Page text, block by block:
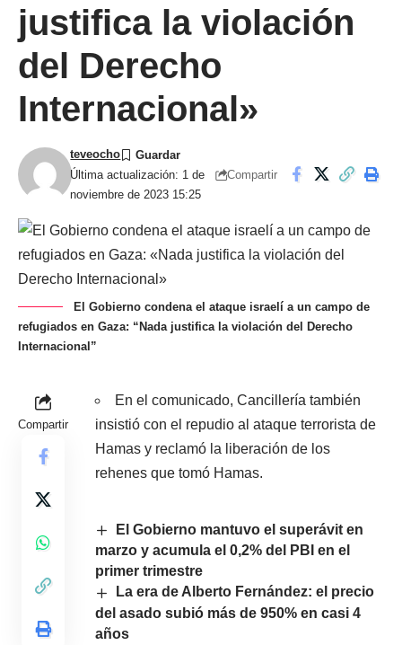
justifica la violación
del Derecho
Internacional»
Última actualización: 1 de
noviembre de 2023 15:25
teveocho
Compartir
El Gobierno condena el ataque israelí a un campo de
refugiados en Gaza: “Nada justifica la violación del Derecho
Internacional”
Compartir
En el comunicado, Cancillería también
insistió con el repudio al ataque terrorista de
Hamas y reclamó la liberación de los
rehenes que tomó Hamas.
El Gobierno mantuvo el superávit en
marzo y acumula el 0,2% del PBI en el
primer trimestre
La era de Alberto Fernández: el precio
del asado subió más de 950% en casi 4
años